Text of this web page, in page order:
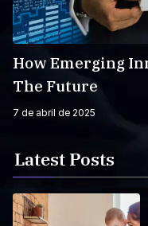
How Emerging
The Future
7 de abril de 2025
Latest Posts